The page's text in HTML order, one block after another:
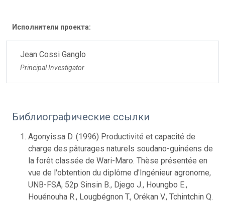
Исполнители проекта:
Jean Cossi Ganglo
Principal Investigator
Библиографические ссылки
Agonyissa D. (1996) Productivité et capacité de
charge des pâturages naturels soudano-guinéens de
la forêt classée de Wari-Maro. Thèse présentée en
vue de l'obtention du diplôme d'Ingénieur agronome,
UNB-FSA, 52p Sinsin B., Djego J., Houngbo E.,
Houénouha R., Lougbégnon T., Orékan V., Tchintchin Q.